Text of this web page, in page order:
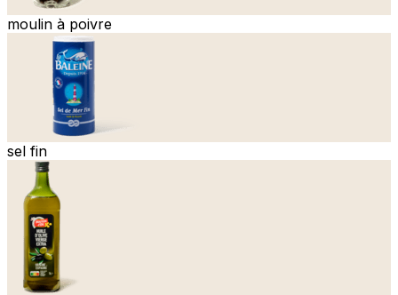
moulin à poivre
sel fin